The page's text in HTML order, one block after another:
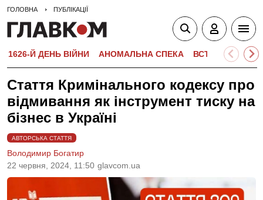
ГОЛОВНА ПУБЛІКАЦІЇ
1626-Й ДЕНЬ ВІЙНИ АНОМАЛЬНА СПЕКА ВСТУПНА
Стаття Кримінального кодексу про
відмивання як інструмент тиску на
бізнес в Україні
АВТОРСЬКА СТАТТЯ
22 червня, 2024, 11:50 glavcom.ua
Володимир Богатир